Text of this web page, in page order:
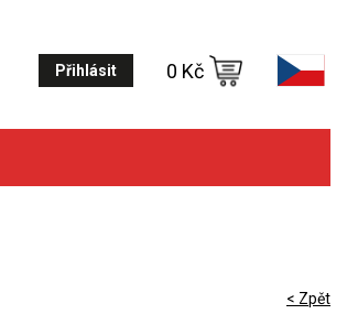
Přihlásit 0 Kč
< Zpět